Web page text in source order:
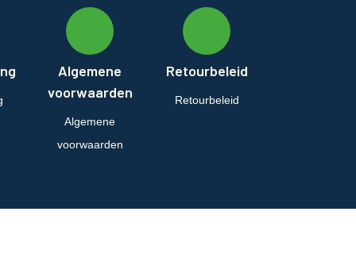
Algemene
voorwaarden
Algemene
voorwaarden
Retourbeleid
Retourbeleid